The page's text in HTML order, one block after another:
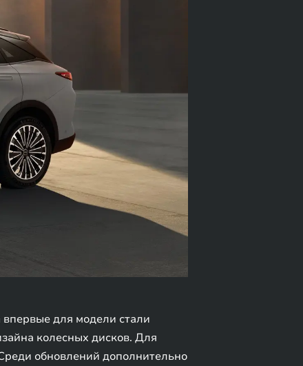
для модели стали
колесных дисков. Для
обновлений дополнительно